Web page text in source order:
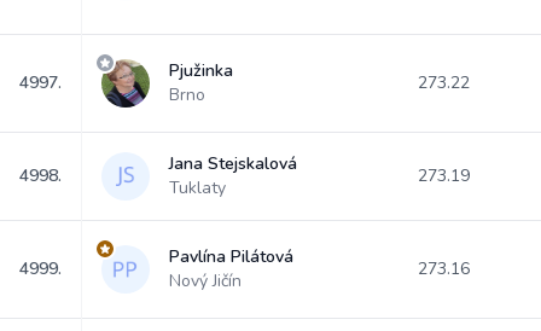
4997.
Pjužinka
Brno
273.22
4998.
Jana Stejskalová
Tuklaty
273.19
4999.
Pavlína Pilátová
Nový Jičín
273.16